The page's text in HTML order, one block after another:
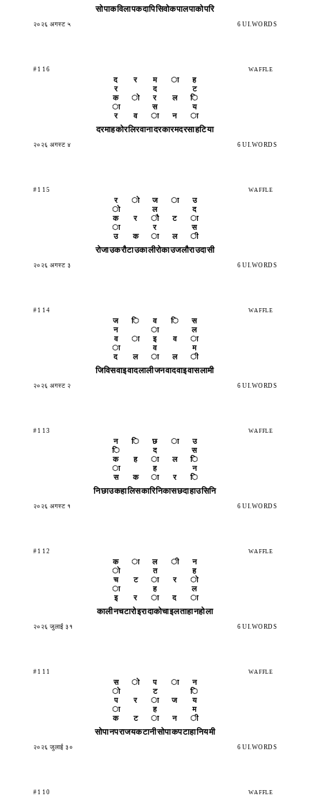
सोपाकविलापकदापिसिवोकपालपाकोपरि
२०२६ अगस्ट ५ 6 UI.WORDS
#116 WAFFLE
द र म ा
ह
र
द
ट
क
ो र ल
ि
ा
स
य
र
व ा न ा
दरमाहकोरलिरवानादरकारमदरसाहटिया
२०२६ अगस्ट ४ 6 UI.WORDS
#115 WAFFLE
र ो ज ा
उ
ो
ल
द
क
र ौ ट
ा
ा
र
स
उ
क ा ल ी
रोजाउकरौटाउकालीरोकाउजलौराउदासी
२०२६ अगस्ट ३ 6 UI.WORDS
#114 WAFFLE
ज ि व ि
स
न
ा
ल
व
ा इ व
ा
ा
व
म
द
ल ा ल ी
जिविसवाइवादलालीजनवादवाइवासलामी
२०२६ अगस्ट २ 6 UI.WORDS
#113 WAFFLE
न ि छ ा
उ
ि
द
स
क
ह ा ल
ि
ा
ह
न
स
क ा र ि
निछाउकहालिसकारिनिकासछदाहाउसिनि
२०२६ अगस्ट १ 6 UI.WORDS
#112 WAFFLE
क ा ल ी
न
ो
त
ह
च
ट ा र
ो
ा
ह
ल
इ
र ा द ा
कालीनचटारोइरादाकोचाइलताहानहोला
२०२६ जुलाई ३१ 6 UI.WORDS
#111 WAFFLE
स ो प ा
न
ो
ट
ि
प
र ा ज
य
ा
ह
म
क
ट ा न ी
सोपानपराजयकटानीसोपाकपटाहानियमी
२०२६ जुलाई ३० 6 UI.WORDS
#110 WAFFLE